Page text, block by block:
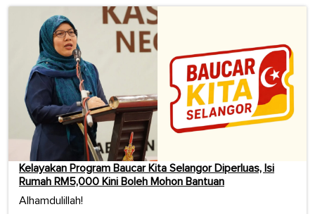
Kelayakan Program Baucar Kita Selangor Diperluas, Isi
Rumah RM5,000 Kini Boleh Mohon Bantuan
Alhamdulillah!